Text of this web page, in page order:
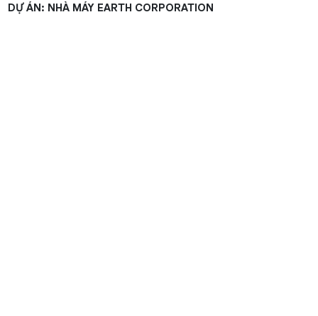
DỰ ÁN: NHÀ MÁY EARTH CORPORATION